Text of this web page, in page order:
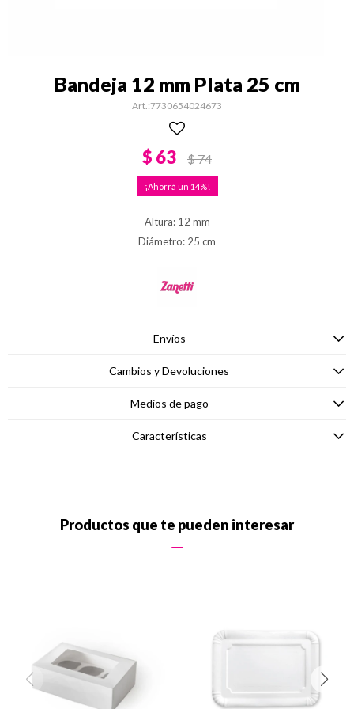
Bandeja 12 mm Plata 25 cm
7730654024673
$ 63 $74
14
Altura: 12 mm
Diámetro: 25 cm
Envíos
Cambios y Devoluciones
Medios de pago
Características
Productos que te pueden interesar